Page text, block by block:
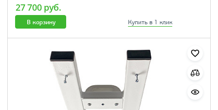
27 700 руб.
В корзину Купить в 1 клик